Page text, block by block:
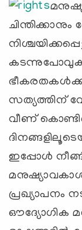
സത്യത്തിന്
വീണ്
ഇപ്പോള്‍
പ്രഖ്യാപനം
ഔദ്യോഗിക